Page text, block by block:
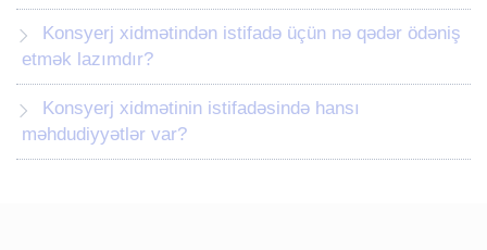
etmək lazımdır?
məhdudiyyətlər var?